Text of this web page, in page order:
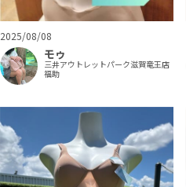
2025/08/08
モゥ
三井アウトレットパーク滋賀竜王店
福助